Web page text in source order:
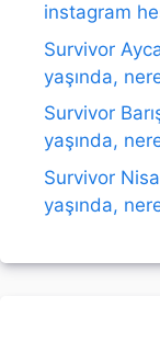
instagram
Survivor
yaşında,
Survivor
yaşında,
Survivor
yaşında,